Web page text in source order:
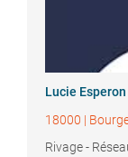
Lucie Esperon
18000 |
Rivage -